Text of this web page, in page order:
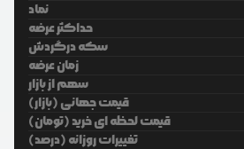
نماد
حداکثر عرضه
سکه درگردش
زمان عرضه
سهم از بازار
قیمت جهانی (بازار)
قیمت لحظه ای خرید (تومان)
تغییرات روزانه (درصد)